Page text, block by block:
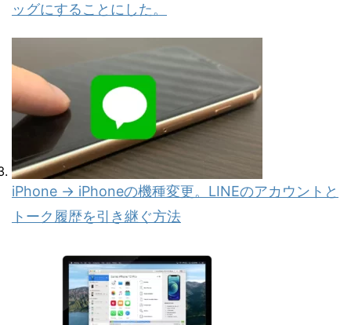
ッグにすることにした。
iPhone → iPhoneの機種変更。LINEのアカウントと
トーク履歴を引き継ぐ方法